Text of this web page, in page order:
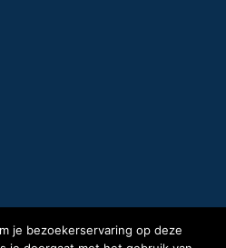
je bezoekerservaring op deze